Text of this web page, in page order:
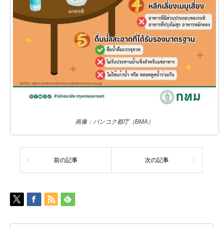
画像：バンコク都庁（BMA）
前の記事 次の記事